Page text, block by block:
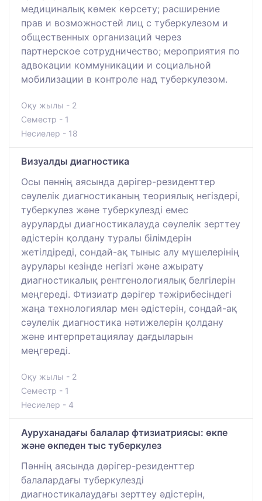
медициналық көмек көрсету; расширение
прав и возможностей лиц с туберкулезом и
общественных организаций через
партнерское сотрудничество; мероприятия по
адвокации коммуникации и социальной
мобилизации в контроле над туберкулезом.
Оқу жылы - 2
Семестр - 1
Несиелер - 18
Визуалды диагностика
Осы пәннің аясында дәрігер-резиденттер
сәулелік диагностиканың теориялық негіздері,
туберкулез және туберкулезді емес
ауруларды диагностикалауда сәулелік зерттеу
әдістерін қолдану туралы білімдерін
жетілдіреді, сондай-ақ тыныс алу мүшелерінің
аурулары кезінде негізгі және ажырату
диагностикалық рентгенологиялық белгілерін
меңгереді. Фтизиатр дәрігер тәжірибесіндегі
жаңа технологиялар мен әдістерін, сондай-ақ
сәулелік диагностика нәтижелерін қолдану
және интерпретациялау дағдыларын
меңгереді.
Оқу жылы - 2
Семестр - 1
Несиелер - 4
Ауруханадағы балалар фтизиатриясы: өкпе
және өкпеден тыс туберкулез
Пәннің аясында дәрігер-резиденттер
балалардағы туберкулезді
диагностикалаудағы зерттеу әдістерін,